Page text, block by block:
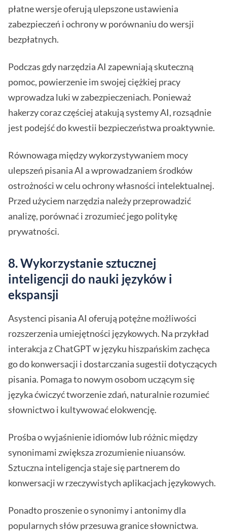
płatne wersje oferują ulepszone ustawienia
zabezpieczeń i ochrony w porównaniu do wersji
bezpłatnych.
Podczas gdy narzędzia AI zapewniają skuteczną
pomoc, powierzenie im swojej ciężkiej pracy
wprowadza luki w zabezpieczeniach. Ponieważ
hakerzy coraz częściej atakują systemy AI, rozsądnie
jest podejść do kwestii bezpieczeństwa proaktywnie.
Równowaga między wykorzystywaniem mocy
ulepszeń pisania AI a wprowadzaniem środków
ostrożności w celu ochrony własności intelektualnej.
Przed użyciem narzędzia należy przeprowadzić
analizę, porównać i zrozumieć jego politykę
prywatności.
8.Wykorzystanie sztucznej
inteligencji do nauki języków i
ekspansji
Asystenci pisania AI oferują potężne możliwości
rozszerzenia umiejętności językowych. Na przykład
interakcja z ChatGPT w języku hiszpańskim zachęca
go do konwersacji i dostarczania sugestii dotyczących
pisania. Pomaga to nowym osobom uczącym się
języka ćwiczyć tworzenie zdań, naturalnie rozumieć
słownictwo i kultywować elokwencję.
Prośba o wyjaśnienie idiomów lub różnic między
synonimami zwiększa zrozumienie niuansów.
Sztuczna inteligencja staje się partnerem do
konwersacji w rzeczywistych aplikacjach językowych.
Ponadto proszenie o synonimy i antonimy dla
popularnych słów przesuwa granice słownictwa.